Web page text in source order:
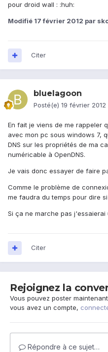
pour droid wall : :huh:
Modifié 17 février 2012 par
Citer
bluelagoon
Posté(e) 19 février 2012
En fait je viens de me rappeler
avec mon pc sous windows 7,
DNS sur les propriétés de ma
numéricable à OpenDNS.
Je vais donc essayer de faire
Comme le problème de
me faudra du temps pour dire
Si ça ne marche pas j'essaierai
Citer
Rejoignez la
Vous pouvez poster
vous avez un compte,
Répondre à ce sujet…